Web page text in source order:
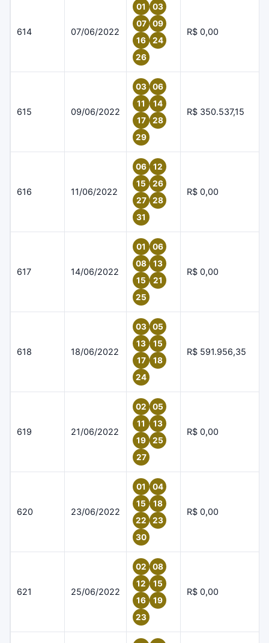
614 07/06/2022
01
03
07
09
16
24
26
R$ 0,00
615 09/06/2022
03
06
11
14
17
28
29
R$ 350.537,15
616 11/06/2022
06
12
15
26
27
28
31
R$ 0,00
617 14/06/2022
01
06
08
13
15
21
25
R$ 0,00
618 18/06/2022
03
05
13
15
17
18
24
R$ 591.956,35
619 21/06/2022
02
05
11
13
19
25
27
R$ 0,00
620 23/06/2022
01
04
15
18
22
23
30
R$ 0,00
621 25/06/2022
02
08
12
15
16
19
23
R$ 0,00